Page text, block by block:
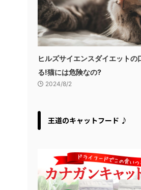
ヒルズサイエンスダイエットの
る!猫には危険なの?
2024/8/2
王道のキャットフード ♪